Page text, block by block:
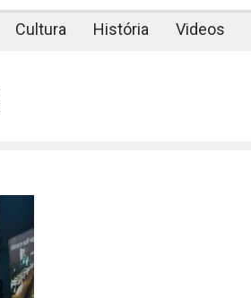
Cultura História Videos